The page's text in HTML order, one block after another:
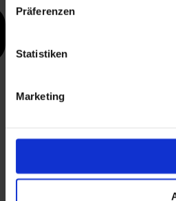
Präferenzen
Statistiken
Marketing